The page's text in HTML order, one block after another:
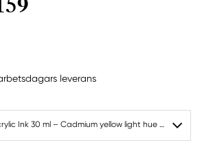
leverans
Liquitex Professional Acrylic Ink 30 ml – Cadmium yellow light hue 159